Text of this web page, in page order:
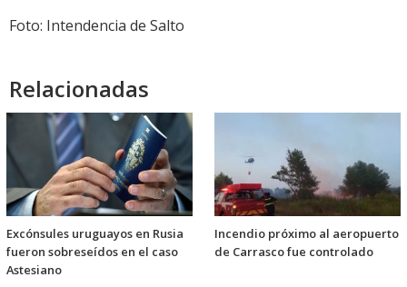
Foto: Intendencia de Salto
Relacionadas
Excónsules uruguayos en Rusia
fueron sobreseídos en el caso
Astesiano
Incendio próximo al aeropuerto
de Carrasco fue controlado